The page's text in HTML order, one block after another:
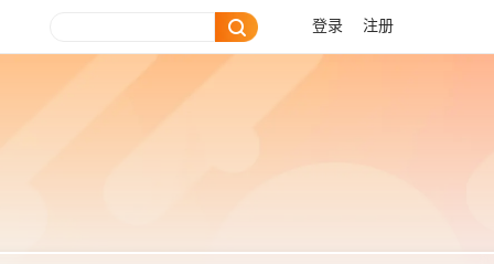
登录 注册